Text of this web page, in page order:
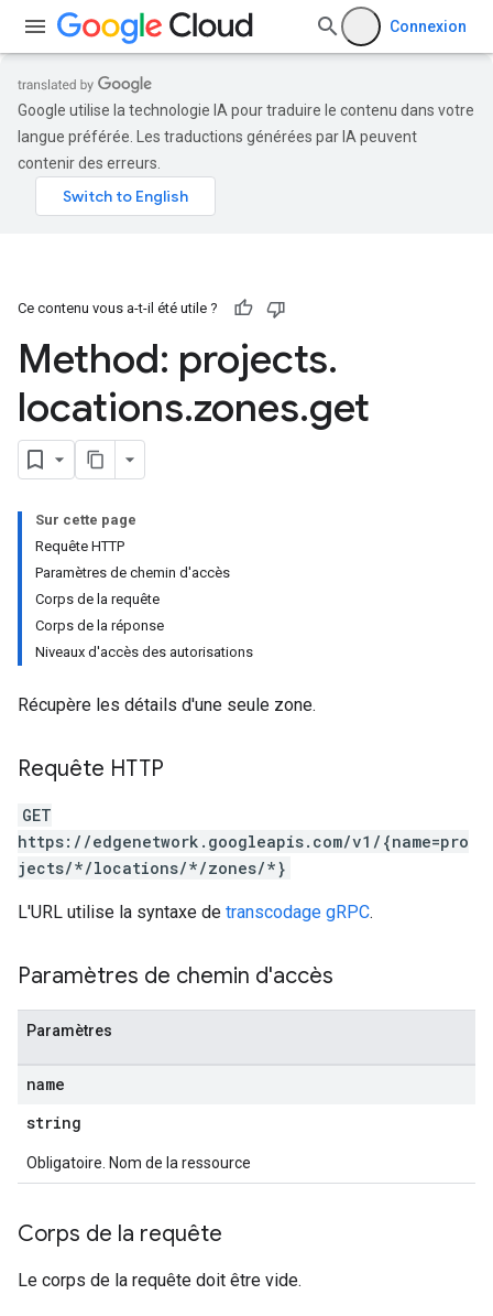
Connexion
Google utilise la technologie IA pour traduire le contenu dans votre
langue préférée. Les traductions générées par IA peuvent
contenir des erreurs.
Ce contenu vous a-t-il été utile ?
Method: projects.
locations.zones.get
Sur cette page
Requête HTTP
Paramètres de chemin d'accès
Corps de la requête
Corps de la réponse
Niveaux d'accès des autorisations
Récupère les détails d'une seule zone.
Requête HTTP
GET
https://edgenetwork.googleapis.com/v1/{name=pro
jects/*/locations/*/zones/*}
L'URL utilise la syntaxe de transcodage gRPC.
Paramètres de chemin d'accès
Paramètres
name
string
Obligatoire. Nom de la ressource
Corps de la requête
Le corps de la requête doit être vide.